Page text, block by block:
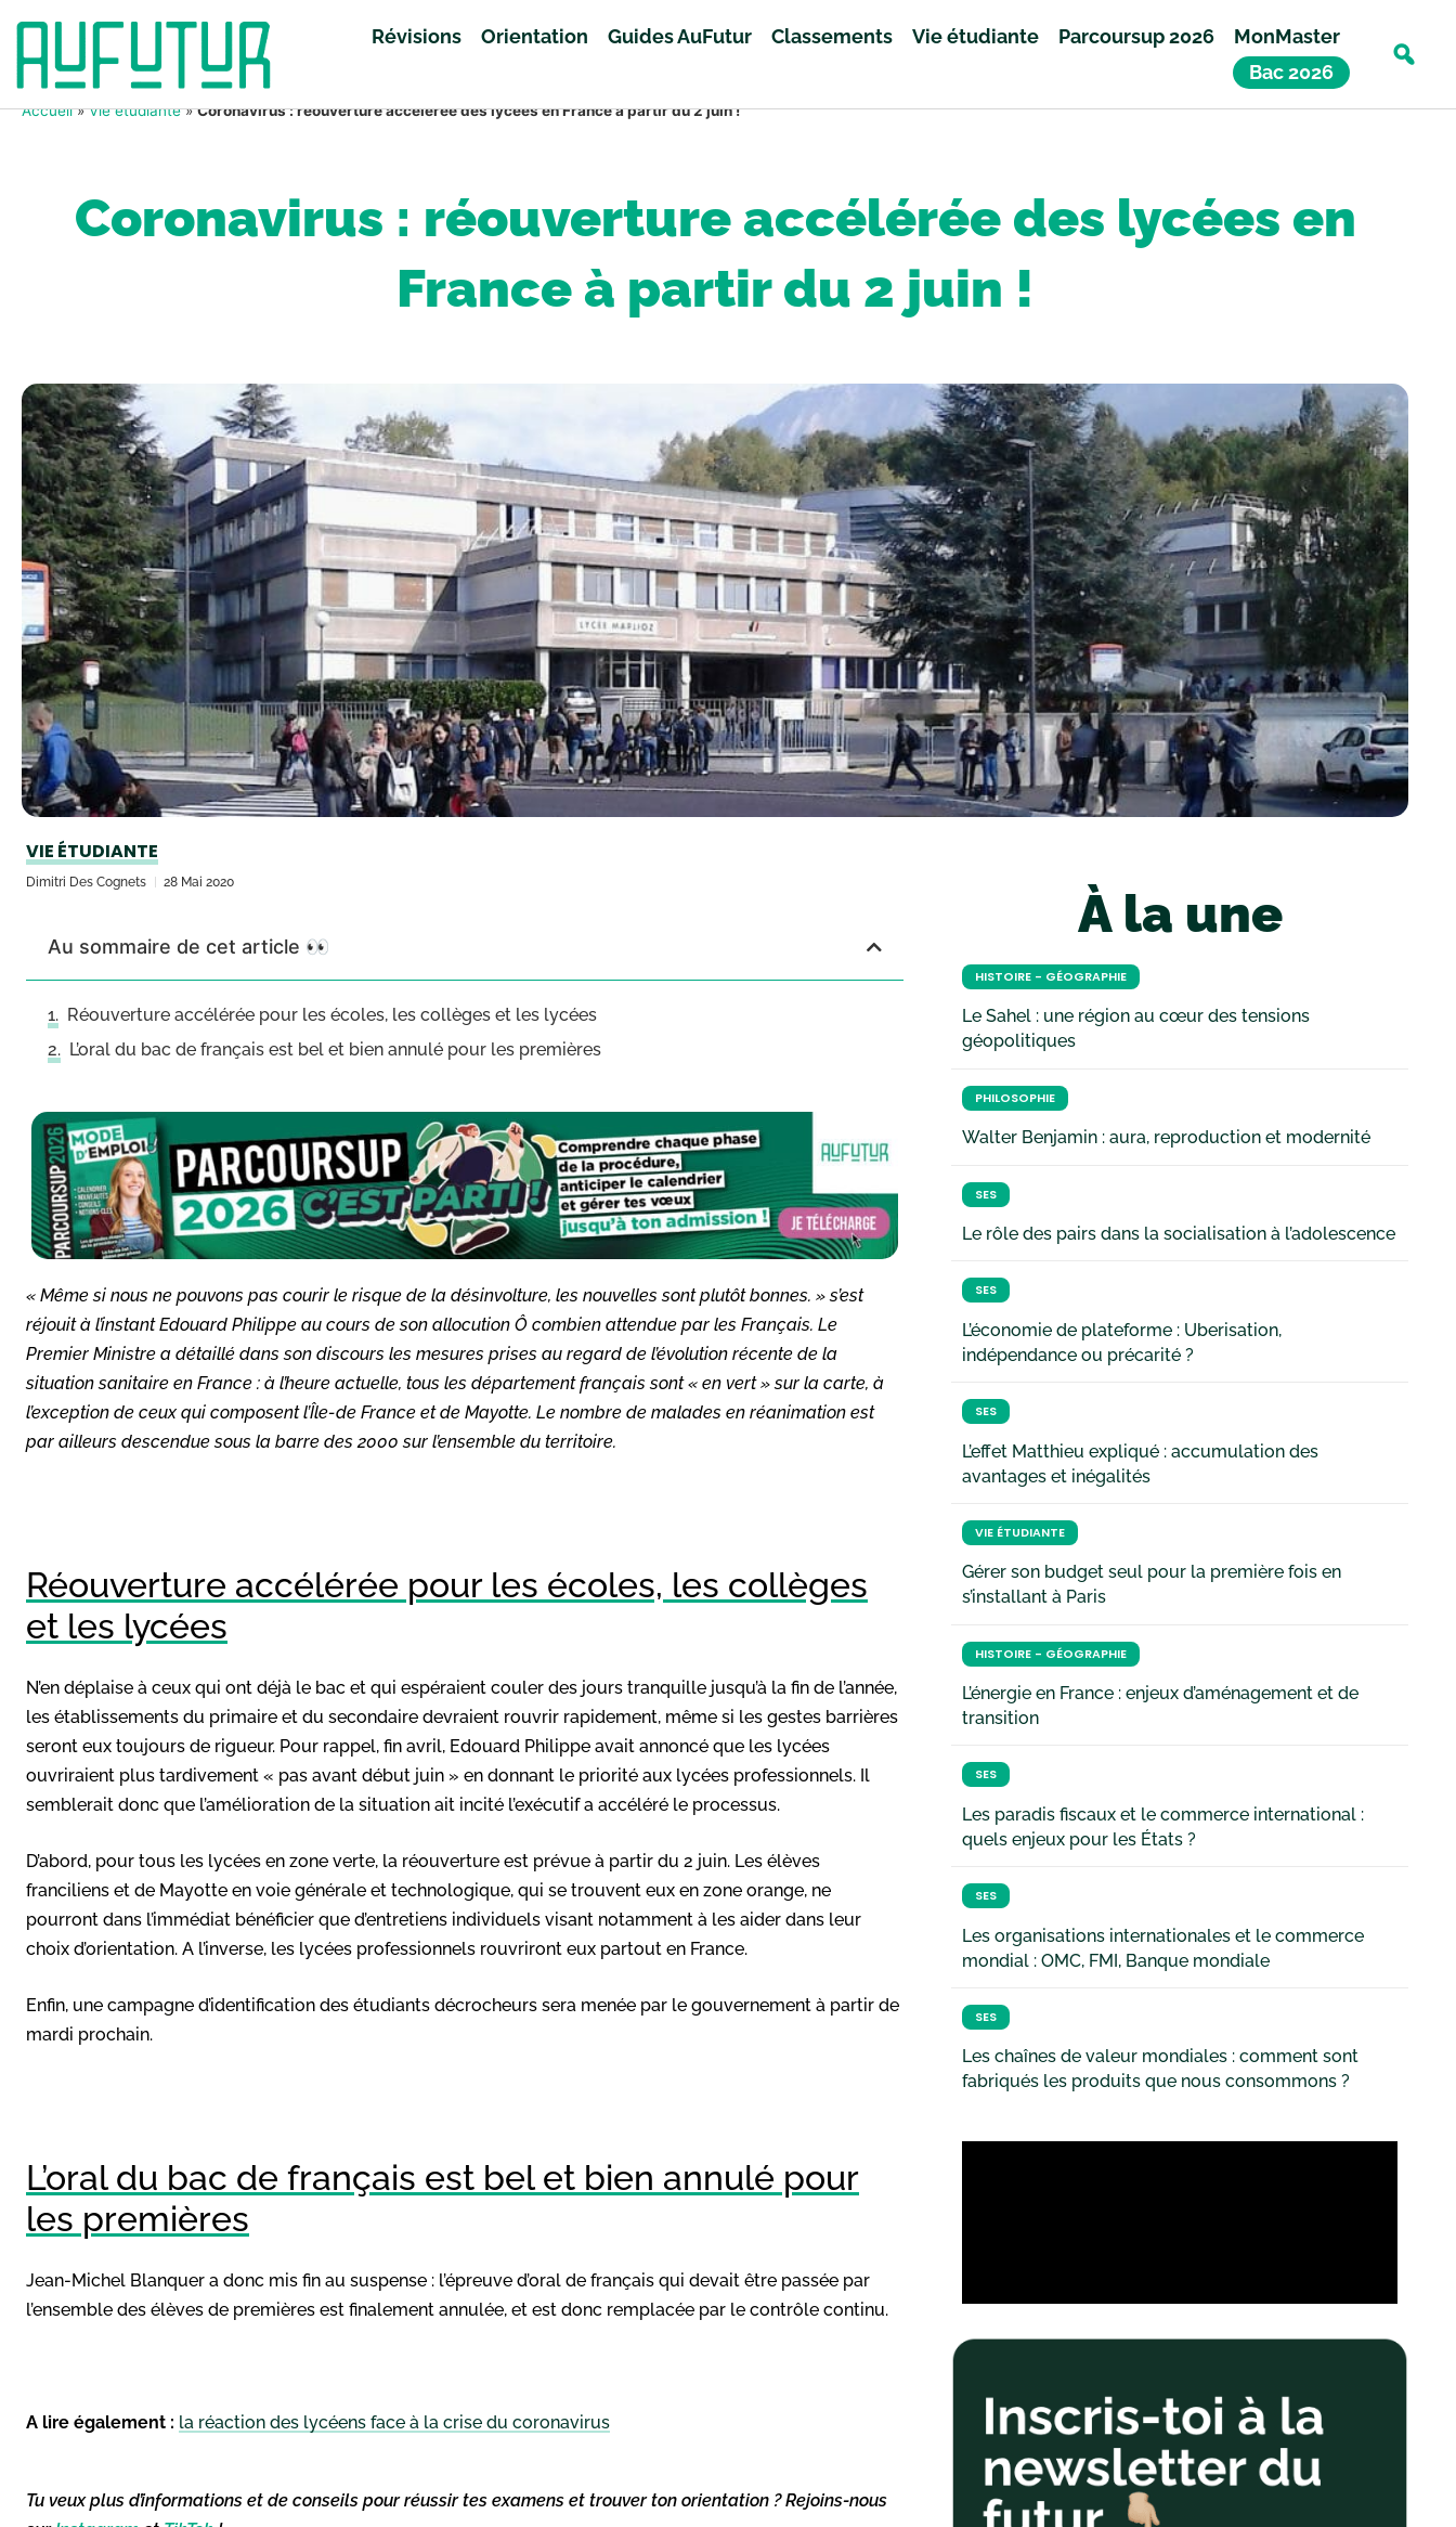
Révisions Orientation Guides AuFutur Classements Vie étudiante Parcoursup 2026
MonMaster
Bac 2026
Accueil»Vie étudiante»Coronavirus : réouverture accélérée des lycées en France à partir du 2 juin !
Coronavirus : réouverture accélérée des lycées en
France à partir du 2 juin !
VIE ÉTUDIANTE
Dimitri Des Cognets 28 Mai 2020
Au sommaire de cet article 👀
Réouverture accélérée pour les écoles, les collèges et les lycées
L’oral du bac de français est bel et bien annulé pour les premières
« Même si nous ne pouvons pas courir le risque de la désinvolture, les nouvelles sont plutôt bonnes. » s’est
réjouit à l’instant Edouard Philippe au cours de son allocution Ô combien attendue par les Français. Le
Premier Ministre a détaillé dans son discours les mesures prises au regard de l’évolution récente de la
situation sanitaire en France : à l’heure actuelle, tous les département français sont « en vert » sur la carte, à
l’exception de ceux qui composent l’Île-de France et de Mayotte. Le nombre de malades en réanimation est
par ailleurs descendue sous la barre des 2000 sur l’ensemble du territoire.
Réouverture accélérée pour les écoles, les collèges
et les lycées
N’en déplaise à ceux qui ont déjà le bac et qui espéraient couler des jours tranquille jusqu’à la fin de l’année,
les établissements du primaire et du secondaire devraient rouvrir rapidement, même si les gestes barrières
seront eux toujours de rigueur. Pour rappel, fin avril, Edouard Philippe avait annoncé que les lycées
ouvriraient plus tardivement « pas avant début juin » en donnant le priorité aux lycées professionnels. Il
semblerait donc que l’amélioration de la situation ait incité l’exécutif a accéléré le processus.
D’abord, pour tous les lycées en zone verte, la réouverture est prévue à partir du 2 juin. Les élèves
franciliens et de Mayotte en voie générale et technologique, qui se trouvent eux en zone orange, ne
pourront dans l’immédiat bénéficier que d’entretiens individuels visant notamment à les aider dans leur
choix d’orientation. A l’inverse, les lycées professionnels rouvriront eux partout en France.
Enfin, une campagne d’identification des étudiants décrocheurs sera menée par le gouvernement à partir de
mardi prochain.
L’oral du bac de français est bel et bien annulé pour
les premières
Jean-Michel Blanquer a donc mis fin au suspense : l’épreuve d’oral de français qui devait être passée par
l’ensemble des élèves de premières est finalement annulée, et est donc remplacée par le contrôle continu.
A lire également : la réaction des lycéens face à la crise du coronavirus
Tu veux plus d’informations et de conseils pour réussir tes examens et trouver ton orientation ? Rejoins-nous
À la une
HISTOIRE - GÉOGRAPHIE
Le Sahel : une région au cœur des tensions
géopolitiques
PHILOSOPHIE
Walter Benjamin : aura, reproduction et modernité
SES
Le rôle des pairs dans la socialisation à l’adolescence
SES
L’économie de plateforme : Uberisation,
indépendance ou précarité ?
SES
L’effet Matthieu expliqué : accumulation des
avantages et inégalités
VIE ÉTUDIANTE
Gérer son budget seul pour la première fois en
s’installant à Paris
HISTOIRE - GÉOGRAPHIE
L’énergie en France : enjeux d’aménagement et de
transition
SES
Les paradis fiscaux et le commerce international :
quels enjeux pour les États ?
SES
Les organisations internationales et le commerce
mondial : OMC, FMI, Banque mondiale
SES
Les chaînes de valeur mondiales : comment sont
fabriqués les produits que nous consommons ?